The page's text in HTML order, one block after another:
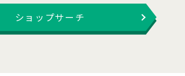
ショップサーチ